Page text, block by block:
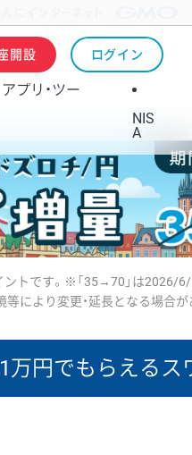
開設 ログイン
アプリ・ツー
NIS
A
トです。※「35→70」は2026/6/
により変更・延長となる場合が
万円でもらえるス